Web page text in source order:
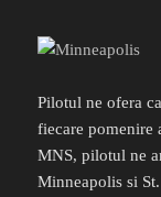
Pilotul ne ofera
fiecare pomenire
MNS, pilotul ne
Minneapolis si